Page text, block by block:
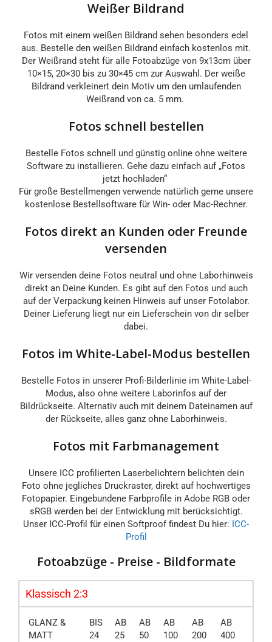
Weißer Bildrand
Fotos mit einem weißen Bildrand sehen besonders edel
aus. Bestelle den weißen Bildrand einfach kostenlos mit.
Der Weißrand steht für alle Fotoabzüge von 9x13cm über
10×15, 20×30 bis zu 30×45 cm zur Auswahl. Der weiße
Bildrand verkleinert dein Motiv um den umlaufenden
Weißrand von ca. 5 mm.
Fotos schnell bestellen
Bestelle Fotos schnell und günstig online ohne weitere
Software zu installieren. Gehe dazu einfach auf „Fotos
jetzt hochladen“
Für große Bestellmengen verwende natürlich gerne unsere
kostenlose Bestellsoftware für Win- oder Mac-Rechner.
Fotos direkt an Kunden oder Freunde
versenden
Wir versenden deine Fotos neutral und ohne Laborhinweis
direkt an Deine Kunden. Es gibt auf den Fotos und auch
auf der Verpackung keinen Hinweis auf unser Fotolabor.
Deiner Lieferung liegt nur ein Lieferschein von dir selber
dabei.
Fotos im White-Label-Modus bestellen
Bestelle Fotos in unserer Profi-Bilderlinie im White-Label-
Modus, also ohne weitere Laborinfos auf der
Bildrückseite. Alternativ auch mit deinem Dateinamen auf
der Rückseite, alles ganz ohne Laborhinweis.
Fotos mit Farbmanagement
Unsere ICC profilierten Laserbelichtern belichten dein
Foto ohne jegliches Druckraster, direkt auf hochwertiges
Fotopapier. Eingebundene Farbprofile in Adobe RGB oder
sRGB werden bei der Entwicklung mit berücksichtigt.
Unser ICC-Profil für einen Softproof findest Du hier: ICC-
Profil
Fotoabzüge - Preise - Bildformate
Klassisch 2:3
GLANZ &
MATT
BIS
24
AB
25
AB
50
AB
100
AB
200
AB
400